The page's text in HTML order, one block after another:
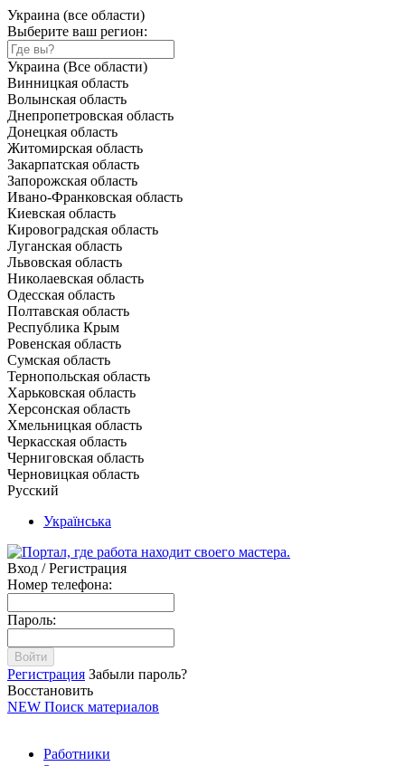
Украина (все области)
Выберите ваш регион:
Украина (Все области)
Винницкая область
Волынская область
Днепропетровская область
Донецкая область
Житомирская область
Закарпатская область
Запорожская область
Ивано-Франковская область
Киевская область
Кировоградская область
Луганская область
Львовская область
Николаевская область
Одесская область
Полтавская область
Республика Крым
Ровенская область
Сумская область
Тернопольская область
Харьковская область
Херсонская область
Хмельницкая область
Черкасская область
Черниговская область
Черновицкая область
Русский
Українська
Вход / Регистрация
Номер телефона:
Пароль:
Войти
Регистрация Забыли пароль?
Восстановить
NEW Поиск материалов
Работники